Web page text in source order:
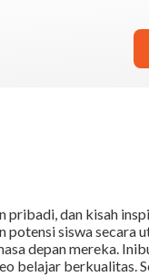
pribadi, dan kisah
siswa secara
depan mereka.
belajar berkualitas.